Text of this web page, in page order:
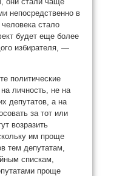
непосредственно в
стало
будет еще более
избирателя, —
политические
личность, не на
депутатов, а на
за тот или
возразить
им проще
тем депутатам,
спискам,
проще